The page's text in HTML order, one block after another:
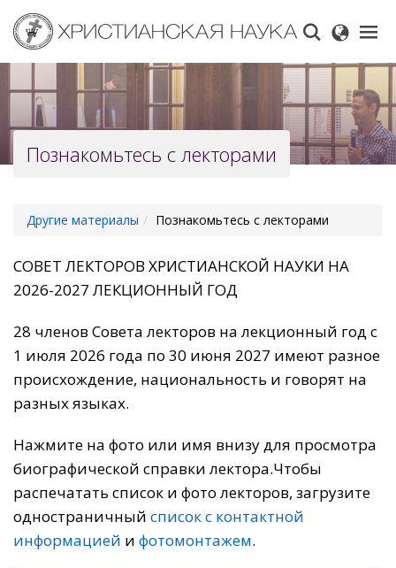
main
content
Познакомьтесь с лекторами
Другие материалы Познакомьтесь с лекторами
CОВЕТ ЛЕКТОРОВ ХРИСТИАНСКОЙ НАУКИ НА
2026-2027 ЛЕКЦИОННЫЙ ГОД
28 членов Совета лекторов на лекционный год с
1 июля 2026 года по 30 июня 2027 имеют разное
происхождение, национальность и говорят на
разных языках.
Нажмите на фото или имя внизу для просмотра
биографической справки лектора.Чтобы
распечатать список и фото лекторов, загрузите
одностраничный список с контактной
информацией и фотомонтажем.